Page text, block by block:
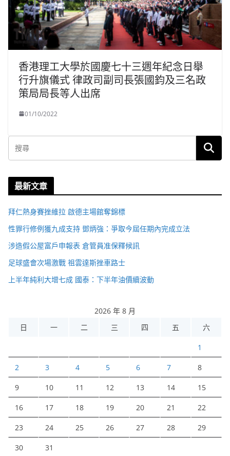
香港理工大學於國慶七十三週年紀念日舉
行升旗儀式 律政司副司長張國鈞及三名政
策局局長等人出席
01/10/2022
最新文章
拜仁熱身賽挫維拉 啟德主場館奪錦標
性罪行修例獲九成支持 鄧炳強：爭取今屆任期內完成立法
涉造假公屋富戶申報表 倉管員准保釋候訊
足球盛會次場激戰 祖雲達斯挫車路士
上半年純利大增七成 國泰：下半年油價續波動
2026 年 8 月
日
一 二 三 四 五 六
1
2 3 4 5 6 7 8
9 10 11 12 13 14 15
16 17 18 19 20 21 22
23 24 25 26 27 28 29
30 31